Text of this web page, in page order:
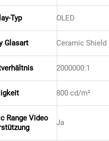
Typ OLED
Glasart Ceramic Shield
2000000:1
800 cd/m²
Range Video
Ja